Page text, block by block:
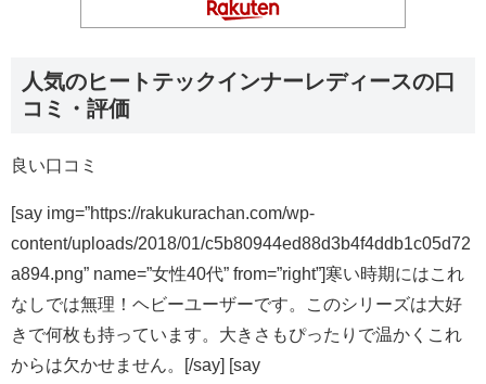
人気のヒートテックインナーレディースの口
コミ・評価
良い口コミ
[say img=”https://rakukurachan.com/wp-
content/uploads/2018/01/c5b80944ed88d3b4f4ddb1c05d72
a894.png” name=”女性40代” from=”right”]寒い時期にはこれ
なしでは無理！ヘビーユーザーです。このシリーズは大好
きで何枚も持っています。大きさもぴったりで温かくこれ
からは欠かせません。[/say] [say